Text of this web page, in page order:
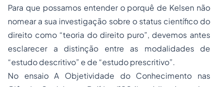
Para que possamos entender o porquê de Kelsen não
nomear a sua investigação sobre o status científico do
direito como “teoria do direito puro”, devemos antes
esclarecer a distinção entre as modalidades de
“estudo descritivo” e de “estudo prescritivo”.
No ensaioA Objetividade do Conhecimento nas